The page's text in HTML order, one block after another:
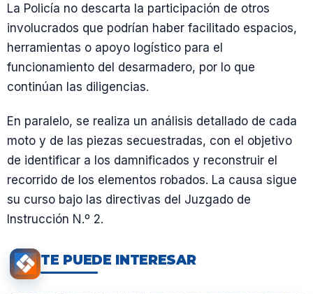
La Policía no descarta la participación de otros
involucrados que podrían haber facilitado espacios,
herramientas o apoyo logístico para el
funcionamiento del desarmadero, por lo que
continúan las diligencias.
En paralelo, se realiza un análisis detallado de cada
moto y de las piezas secuestradas, con el objetivo
de identificar a los damnificados y reconstruir el
recorrido de los elementos robados. La causa sigue
su curso bajo las directivas del Juzgado de
Instrucción N.º 2.
TE PUEDE INTERESAR